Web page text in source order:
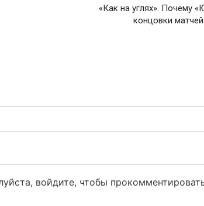
«Как на углях». Почему
концовки
войдите, чтобы